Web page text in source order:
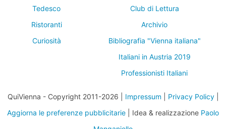
Tedesco
Ristoranti
Curiosità
Club di Lettura
Archivio
Bibliografia "Vienna italiana"
Italiani in Austria 2019
Professionisti Italiani
QuiVienna - Copyright 2011-2026 | Impressum Privacy Policy|
Aggiorna le preferenze pubblicitarie | Idea & realizzazione Paolo